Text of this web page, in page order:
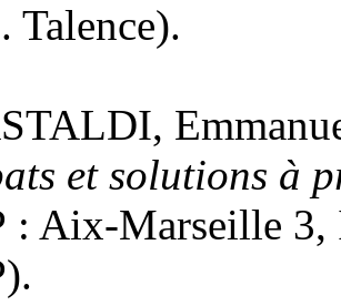
Talence).
et solutions à
: Aix-Marseille 3,